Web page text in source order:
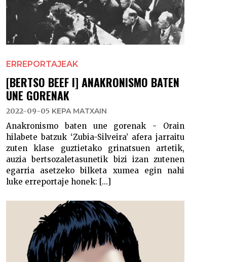
ERREPORTAJEAK
[BERTSO BEEF I] ANAKRONISMO BATEN
UNE GORENAK
2022-09-05 KEPA MATXAIN
Anakronismo baten une gorenak - Orain
hilabete batzuk ‘Zubia-Silveira’ afera jarraitu
zuten klase guztietako grinatsuen artetik,
auzia bertsozaletasunetik bizi izan zutenen
egarria asetzeko bilketa xumea egin nahi
luke erreportaje honek: [...]